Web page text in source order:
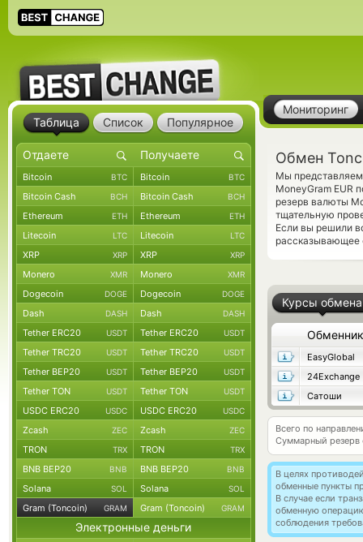
Мониторинг
Обмен
Мы
MoneyGram EUR
резерв валюты
тщательную
Если вы решили
рассказывающее
Курсы обмена
Обменник
EasyGlobal
24Exchange
Сатоши
Всего по
Суммарный резерв
В целях
обменные пункты
В случае если
обменную
соблюдения
Таблица Список Популярное
Bitcoin BTC Bitcoin BTC
Bitcoin Cash BCH Bitcoin Cash BCH
Ethereum ETH Ethereum ETH
Litecoin LTC Litecoin LTC
XRP XRP XRP XRP
Monero XMR Monero XMR
Dogecoin DOGE Dogecoin DOGE
Dash DASH Dash DASH
Tether ERC20 USDT Tether ERC20 USDT
Tether TRC20 USDT Tether TRC20 USDT
Tether BEP20 USDT Tether BEP20 USDT
Tether TON USDT Tether TON USDT
USDC ERC20 USDC USDC ERC20 USDC
Zcash ZEC Zcash ZEC
TRON TRX TRON TRX
BNB BEP20 BNB BNB BEP20 BNB
Solana SOL Solana SOL
Gram (Toncoin) GRAM Gram (Toncoin) GRAM
Электронные деньги